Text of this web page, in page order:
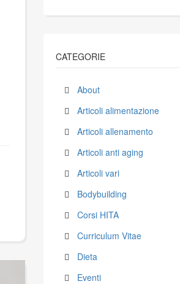
CATEGORIE
About
Articoli alimentazione
Articoli allenamento
Articoli anti aging
Articoli vari
Bodybuilding
Corsi HITA
Curriculum Vitae
Dieta
Eventi